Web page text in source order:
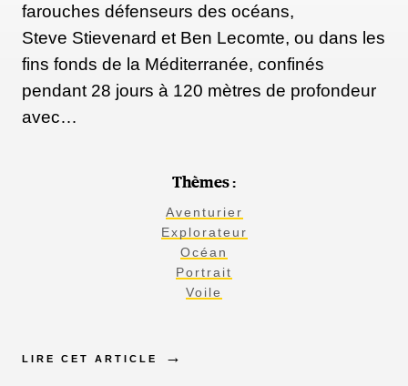
farouches défenseurs des océans,
Steve Stievenard et Ben Lecomte, ou dans les
fins fonds de la Méditerranée, confinés
pendant 28 jours à 120 mètres de profondeur
avec…
Thèmes :
Aventurier
Explorateur
Océan
Portrait
Voile
LIRE CET ARTICLE